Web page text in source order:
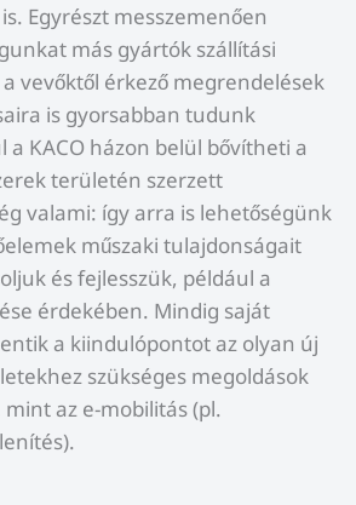
Egyrészt messzemenően
más gyártók szállítási
vevőktől érkező megrendelések
is gyorsabban tudunk
a KACO házon belül bővítheti a
területén szerzett
valami: így arra is lehetőségünk
műszaki tulajdonságait
és fejlesszük, például a
érdekében. Mindig saját
a kiindulópontot az olyan új
szükséges megoldások
az e-mobilitás (pl.